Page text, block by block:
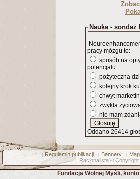
Nauka - sondaż
pracy mózgu to:
sposób na
potencjału
pożyteczna
kolejny krok
chwyt
zwykła
nie mam
Oddano 26414
[ Regulamin publikacji] [ Bannery] [
Racjonalista © Copyright
Fundacja Wolnej Myśli,